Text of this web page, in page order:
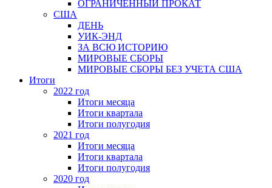
ОГРАНИЧЕННЫЙ ПРОКАТ
США
ДЕНЬ
УИК-ЭНД
ЗА ВСЮ ИСТОРИЮ
МИРОВЫЕ СБОРЫ
МИРОВЫЕ СБОРЫ БЕЗ УЧЕТА США
Итоги
2022 год
Итоги месяца
Итоги квартала
Итоги полугодия
2021 год
Итоги месяца
Итоги квартала
Итоги полугодия
2020 год